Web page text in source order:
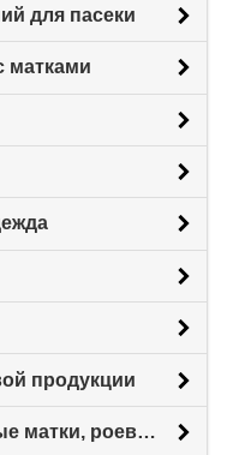
для пасеки
матками
продукции
Пчелиные отводки, пчелиные матки, роевни